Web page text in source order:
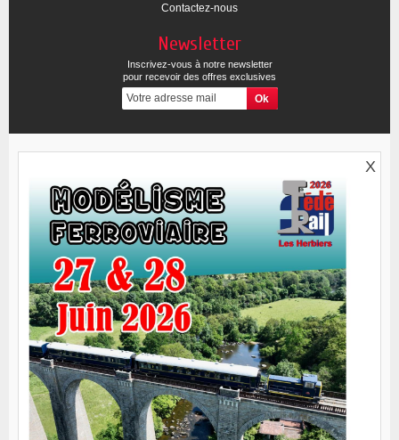
Contactez-nous
Newsletter
Inscrivez-vous à notre newsletter
pour recevoir des offres exclusives
X